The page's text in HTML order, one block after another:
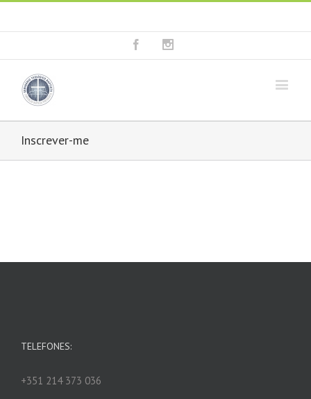
Facebook
Inscrever-me
TELEFONES:
+351 214 373 036